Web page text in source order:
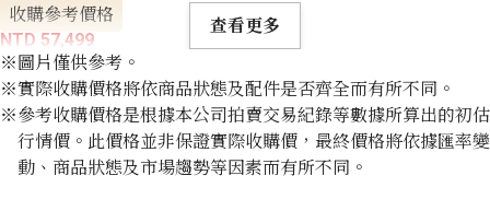
收購參考價格
NTD 57,499
查看更多
※圖片僅供參考。
※實際收購價格將依商品狀態及配件是否齊全而有所不同。
※參考收購價格是根據本公司拍賣交易紀錄等數據所算出的初估
行情價。此價格並非保證實際收購價，最終價格將依據匯率變
動、商品狀態及市場趨勢等因素而有所不同。